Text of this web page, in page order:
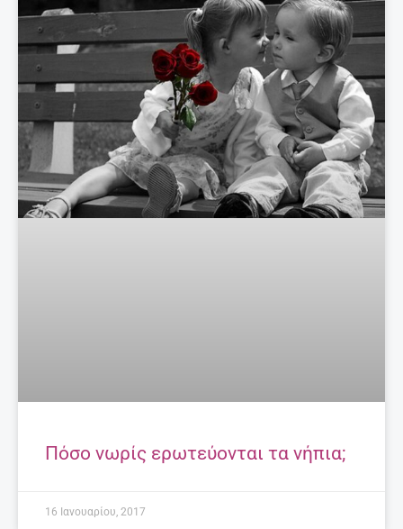
Πόσο νωρίς ερωτεύονται τα νήπια;
16 Ιανουαρίου, 2017